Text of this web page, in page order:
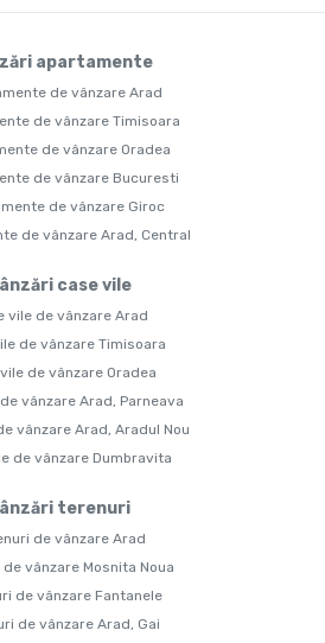
apartamente
de vânzare Arad
de vânzare Timisoara
de vânzare Oradea
de vânzare Bucuresti
de vânzare Giroc
de vânzare Arad, Central
case vile
vile de vânzare Arad
de vânzare Timisoara
de vânzare Oradea
vânzare Arad, Parneava
vânzare Arad, Aradul Nou
de vânzare Dumbravita
terenuri
de vânzare Arad
de vânzare Mosnita Noua
de vânzare Fantanele
de vânzare Arad, Gai